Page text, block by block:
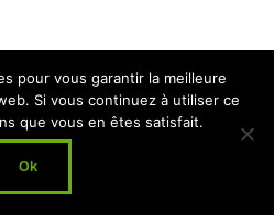
pour vous garantir la meilleure
Si vous continuez à utiliser ce
que vous en êtes satisfait.
Ok